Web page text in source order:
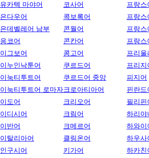
유카텍 마야어
은다우어
은데벨레어 남부
응코어
이그보어
이누인낙툰어
이눅티투트어
이눅티투트어 로마자
이도어
이디시어
이반어
이탈리아어
인구시어
코사어
콕보록어
콘월어
콘칸어
콩고어
쿠르드어
쿠르드어 중앙
크로아티아어
크리오어
크림어
크메르어
클링온어
키가어
프랑
프랑
프랑
프랑스
프리울
프리지
피지어
핀란드
필리핀
하리야
하와이
하우사
하카친